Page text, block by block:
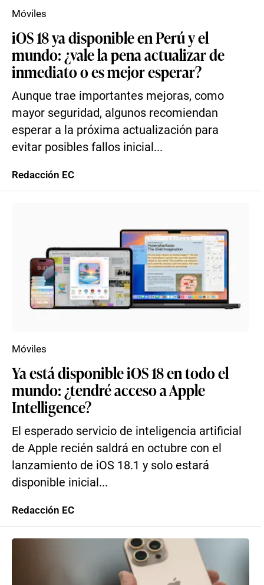
iOS 18 ya disponible en Perú y el
mundo: ¿vale la pena actualizar de
inmediato o es mejor esperar?
Aunque trae importantes mejoras, como
mayor seguridad, algunos recomiendan
esperar a la próxima actualización para
evitar posibles fallos inicial...
Móviles
Redacción EC
Ya está disponible iOS 18 en todo el
mundo: ¿tendré acceso a Apple
Intelligence?
El esperado servicio de inteligencia artificial
de Apple recién saldrá en octubre con el
lanzamiento de iOS 18.1 y solo estará
disponible inicial...
Móviles
Redacción EC